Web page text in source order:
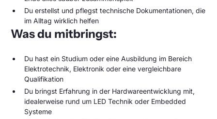
Du erstellst und pflegst technische Dokumentationen, die
im Alltag wirklich helfen
Was du mitbringst:
Du hast ein Studium oder eine Ausbildung im Bereich
Elektrotechnik, Elektronik oder eine vergleichbare
Qualifikation
Du bringst Erfahrung in der Hardwareentwicklung mit,
idealerweise rund um LED Technik oder Embedded
Systeme